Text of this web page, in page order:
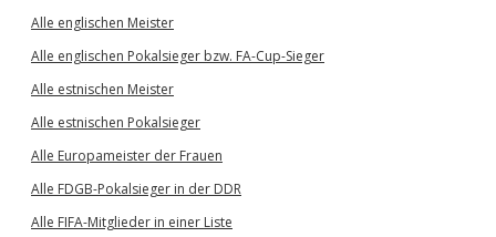
Alle englischen Meister
Alle englischen Pokalsieger bzw. FA-Cup-Sieger
Alle estnischen Meister
Alle estnischen Pokalsieger
Alle Europameister der Frauen
Alle FDGB-Pokalsieger in der DDR
Alle FIFA-Mitglieder in einer Liste